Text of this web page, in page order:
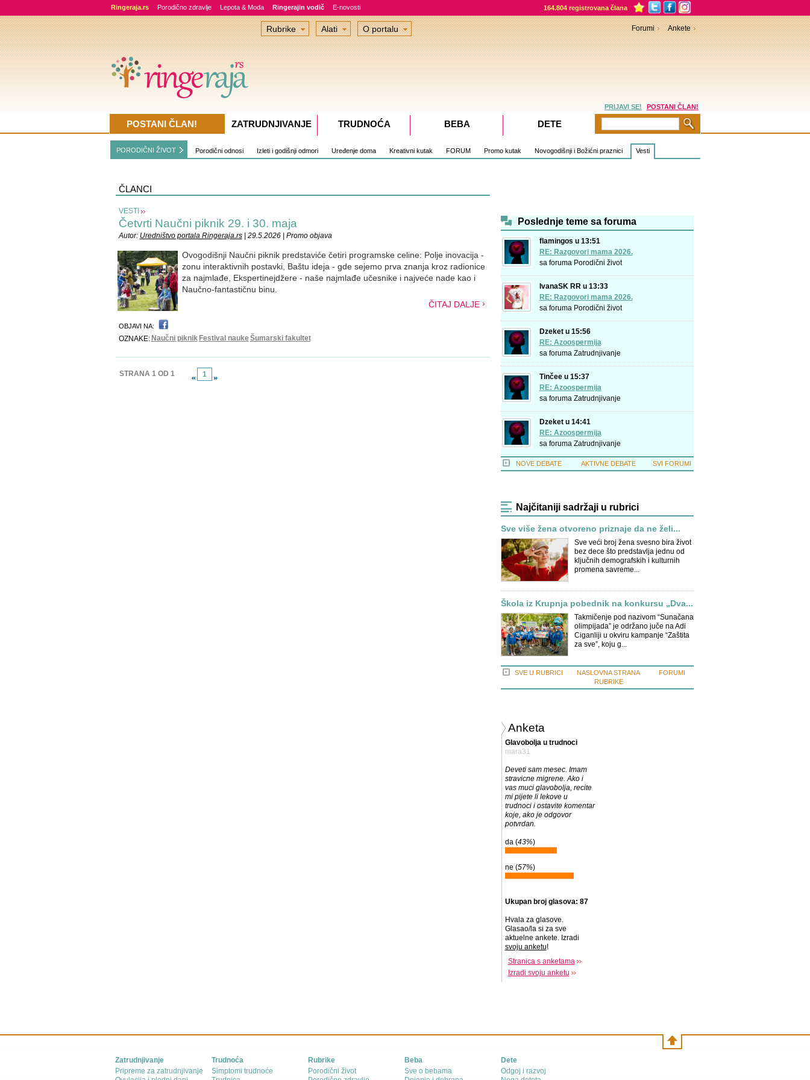
Ringeraja.rs Porodično zdravlje Lepota & Moda Ringerajin vodič E-novosti 164.804 registrovana člana
PORODIČNI ŽIVOT Porodični odnosi Izleti i godišnji odmori Uređenje doma Kreativni kutak FORUM Promo kutak Novogodišnji i Božićni praznici Vesti
ČLANCI
VESTI
Četvrti Naučni piknik 29. i 30. maja
Autor: Uredništvo portala Ringeraja.rs| 29.5.2026 | Promo objava
Ovogodišnji Naučni piknik predstaviće četiri programske celine: Polje inovacija -
zonu interaktivnih postavki, Baštu ideja - gde sejemo prva znanja kroz radionice
za najmlađe, Ekspertinejdžere - naše najmlađe učesnike i najveće nade kao i
Naučno-fantastičnu binu.
ČITAJ DALJE
OBJAVI NA:
OZNAKE: Naučni piknik Festival naukeŠumarski fakultet
STRANA 1 OD 1 1
Poslednje teme sa foruma
flamingos u 13:51
RE: Razgovori mama 2026.
sa foruma Porodični život
IvanaSK RR u 13:33
RE: Razgovori mama 2026.
sa foruma Porodični život
Dzeket u 15:56
RE: Azoospermija
sa foruma Zatrudnjivanje
Tinčee u 15:37
RE: Azoospermija
sa foruma Zatrudnjivanje
Dzeket u 14:41
RE: Azoospermija
sa foruma Zatrudnjivanje
NOVE DEBATE AKTIVNE DEBATE SVI FORUMI
Najčitaniji sadržaji u rubrici
Sve više žena otvoreno priznaje da ne želi...
Sve veći broj žena svesno bira život
bez dece što predstavlja jednu od
ključnih demografskih i kulturnih
promena savreme...
Škola iz Krupnja pobednik na konkursu „Dva...
Takmičenje pod nazivom “Sunačana
olimpijada” je održano juče na Adi
Ciganliji u okviru kampanje “Zaštita
za sve”, koju g...
SVE U RUBRICI
NASLOVNA STRANA
RUBRIKE
FORUMI
Anketa
Glavobolja u trudnoci
mara31
Deveti sam mesec. Imam
stravicne migrene. Ako i
vas muci glavobolja, recite
mi pijete li lekove u
trudnoci i ostavite komentar
koje, ako je odgovor
potvrdan.
da (43%)
ne (57%)
Ukupan broj glasova: 87
Hvala za glasove.
Glasao/la si za sve
aktuelne ankete. Izradi
svoju anketu!
Stranica s anketama
Izradi svoju anketu
Rubrike Alati O portalu Forumi Ankete
PRIJAVI SE! POSTANI ČLAN!
POSTANI ČLAN! ZATRUDNJIVANJE TRUDNOĆA BEBA DETE
Zatrudnjivanje
Pripreme za zatrudnjivanje
Trudnoća
Simptomi trudnoće
Rubrike
Porodični život
Beba
Sve o bebama
Dete
Odgoj i razvoj